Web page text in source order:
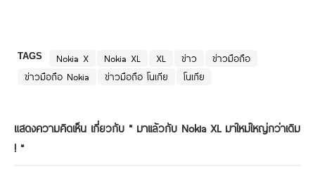
TAGS Nokia X Nokia XL XL ข่าว
ข่าวมือถือ
ข่าวมือถือ Nokia
ข่าวมือถือ โนเกีย โนเกีย
แสดงความคิดเห็น เกี่ยวกับ " มาเเล้วกับ Nokia XL มาใหม่ใหญ่กว่าเดิม
! "